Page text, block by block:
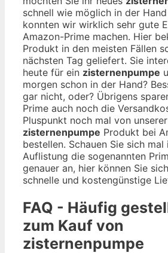
schnell wie möglich in der
konnten wir wirklich sehr gute
Amazon-Prime machen. Hier
Produkt in den meisten Fällen
nächsten Tag geliefert. Sie
heute für ein zisternenpumpe
morgen schon in der Hand?
gar nicht, oder? Übrigens
Prime auch noch die
Pluspunkt noch mal von
zisternenpumpe Produkt bei
bestellen. Schauen Sie sich mal
Auflistung die sogenannten
genauer an, hier können Sie
schnelle und kostengünstige
FAQ - Häufig
zum Kauf von
zisternenpumpe